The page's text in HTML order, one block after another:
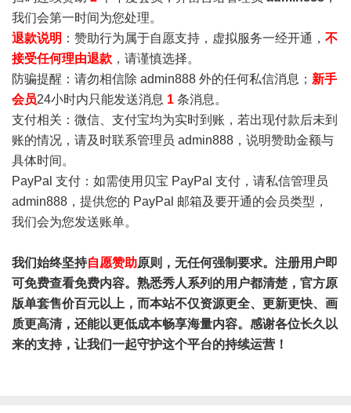
我们会第一时间为您处理。
退款说明 ：赞助行为属于自愿支持，虚拟服务一经开通， 不
接受任何理由退款 ，请谨慎选择。
防骗提醒：请勿相信除 admin888 外的任何私信消息； 新手
会员24小时内只能发送消息 1 条消息。
支付相关：微信、支付宝均为实时到账，若出现付款后未到
账的情况，请及时联系管理员 admin888，说明赞助金额与
具体时间。
PayPal 支付：如需使用贝宝 PayPal 支付，请私信管理员
admin888，提供您的 PayPal 邮箱及要开通的会员类型，
我们会为您发送账单。
我们始终坚持自愿赞助原则，无任何强制要求。注册用户即
可免费查看免费内容。熟悉秀人系列的用户都清楚，官方原
版单套售价百元以上，而本站不仅资源更全、更新更快、画
质更高清，还能以更低成本畅享海量内容。感谢各位长久以
来的支持，让我们一起守护这个平台的持续运营！